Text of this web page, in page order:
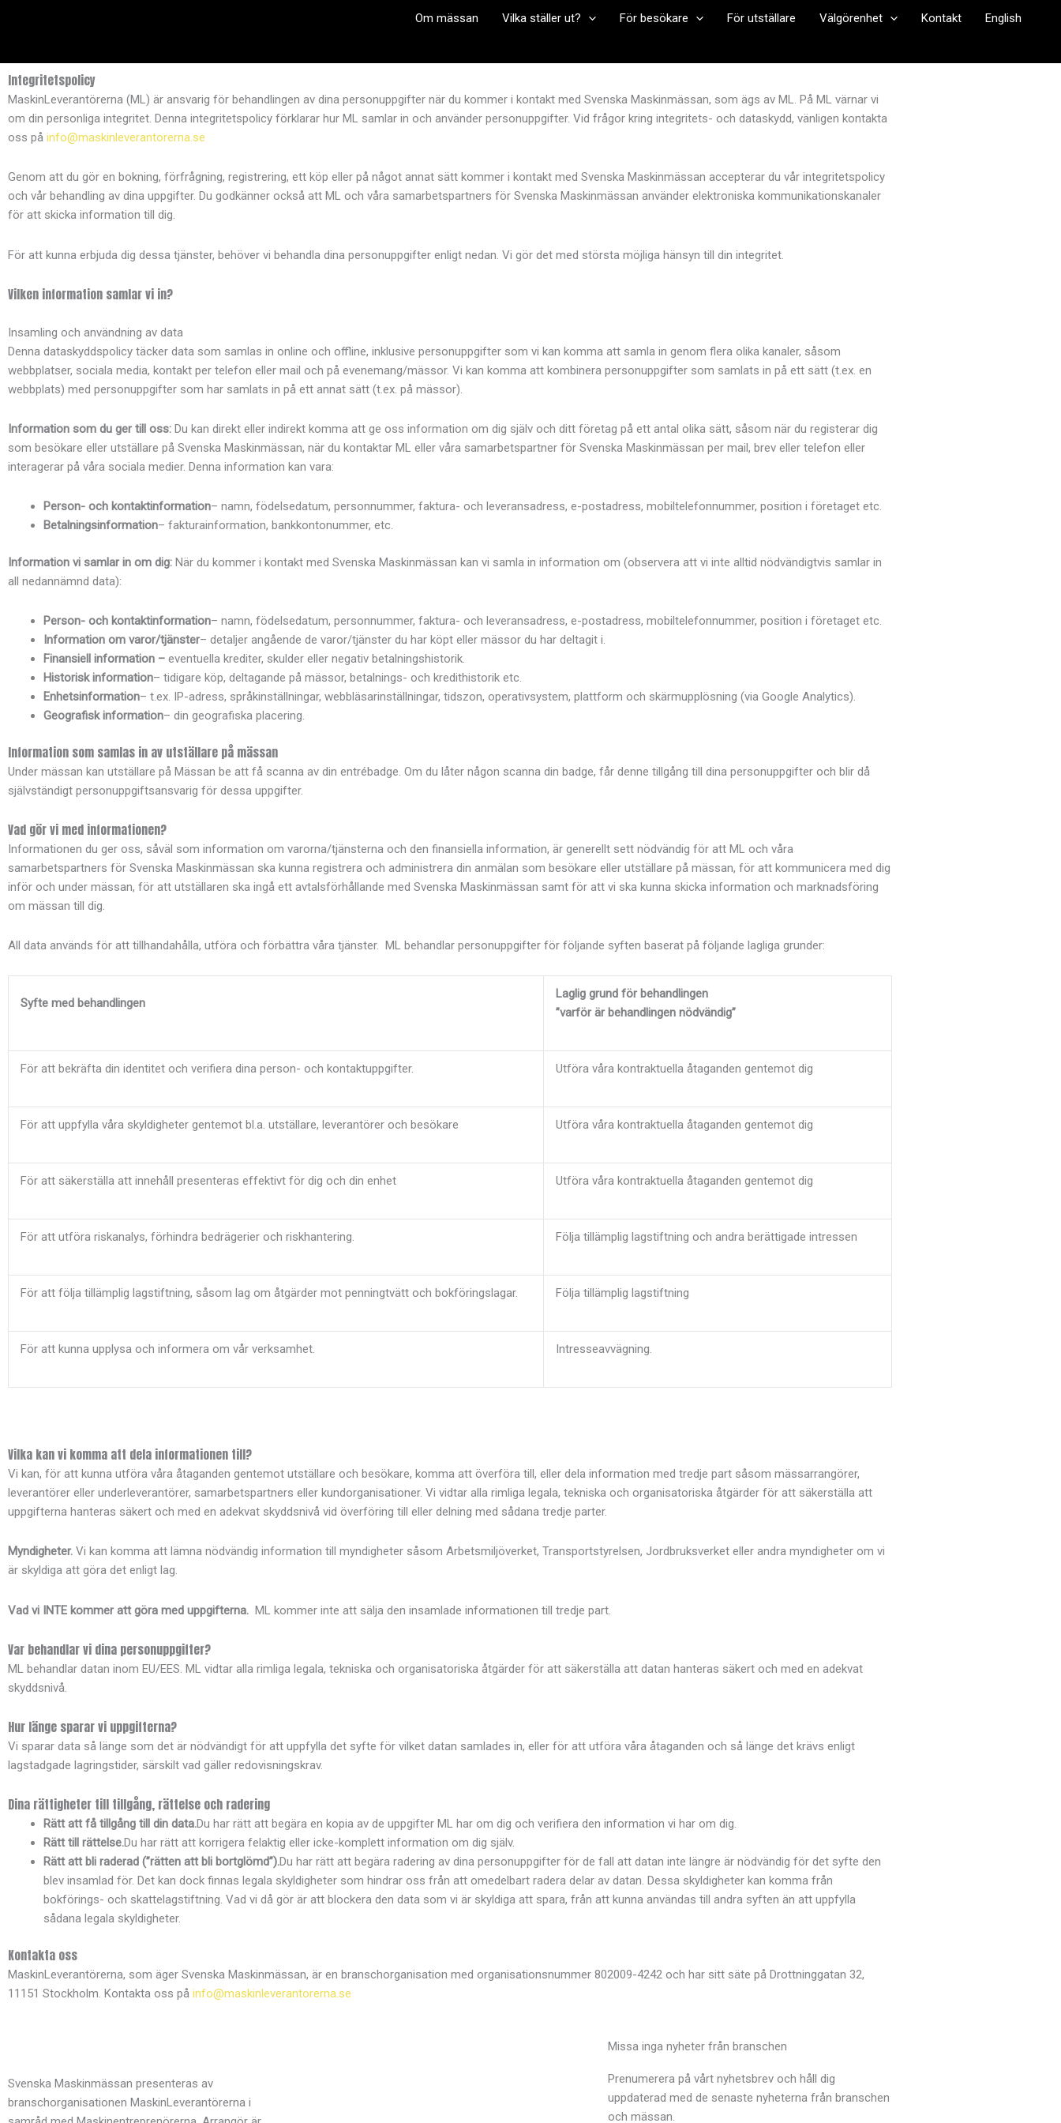
Om mässan Vilka ställer ut? För besökare För utställare Välgörenhet Kontakt English
Integritetspolicy
MaskinLeverantörerna (ML) är ansvarig för behandlingen av dina personuppgifter när du kommer i kontakt med Svenska Maskinmässan, som ägs av ML. På ML värnar vi
om din personliga integritet. Denna integritetspolicy förklarar hur ML samlar in och använder personuppgifter. Vid frågor kring integritets- och dataskydd, vänligen kontakta
oss på info@maskinleverantorerna.se
Genom att du gör en bokning, förfrågning, registrering, ett köp eller på något annat sätt kommer i kontakt med Svenska Maskinmässan accepterar du vår integritetspolicy
och vår behandling av dina uppgifter. Du godkänner också att ML och våra samarbetspartners för Svenska Maskinmässan använder elektroniska kommunikationskanaler
för att skicka information till dig.
För att kunna erbjuda dig dessa tjänster, behöver vi behandla dina personuppgifter enligt nedan. Vi gör det med största möjliga hänsyn till din integritet.
Vilken information samlar vi in?
Insamling och användning av data
Denna dataskyddspolicy täcker data som samlas in online och offline, inklusive personuppgifter som vi kan komma att samla in genom flera olika kanaler, såsom
webbplatser, sociala media, kontakt per telefon eller mail och på evenemang/mässor. Vi kan komma att kombinera personuppgifter som samlats in på ett sätt (t.ex. en
webbplats) med personuppgifter som har samlats in på ett annat sätt (t.ex. på mässor).
Information som du ger till oss: Du kan direkt eller indirekt komma att ge oss information om dig själv och ditt företag på ett antal olika sätt, såsom när du registerar dig
som besökare eller utställare på Svenska Maskinmässan, när du kontaktar ML eller våra samarbetspartner för Svenska Maskinmässan per mail, brev eller telefon eller
interagerar på våra sociala medier. Denna information kan vara:
Person- och kontaktinformation– namn, födelsedatum, personnummer, faktura- och leveransadress, e-postadress, mobiltelefonnummer, position i företaget etc.
Betalningsinformation– fakturainformation, bankkontonummer, etc.
Information vi samlar in om dig: När du kommer i kontakt med Svenska Maskinmässan kan vi samla in information om (observera att vi inte alltid nödvändigtvis samlar in
all nedannämnd data):
Person- och kontaktinformation– namn, födelsedatum, personnummer, faktura- och leveransadress, e-postadress, mobiltelefonnummer, position i företaget etc.
Information om varor/tjänster– detaljer angående de varor/tjänster du har köpt eller mässor du har deltagit i.
Finansiell information – eventuella krediter, skulder eller negativ betalningshistorik.
Historisk information– tidigare köp, deltagande på mässor, betalnings- och kredithistorik etc.
Enhetsinformation– t.ex. IP-adress, språkinställningar, webbläsarinställningar, tidszon, operativsystem, plattform och skärmupplösning (via Google Analytics).
Geografisk information– din geografiska placering.
Information som samlas in av utställare på mässan
Under mässan kan utställare på Mässan be att få scanna av din entrébadge. Om du låter någon scanna din badge, får denne tillgång till dina personuppgifter och blir då
självständigt personuppgiftsansvarig för dessa uppgifter.
Vad gör vi med informationen?
Informationen du ger oss, såväl som information om varorna/tjänsterna och den finansiella information, är generellt sett nödvändig för att ML och våra
samarbetspartners för Svenska Maskinmässan ska kunna registrera och administrera din anmälan som besökare eller utställare på mässan, för att kommunicera med dig
inför och under mässan, för att utställaren ska ingå ett avtalsförhållande med Svenska Maskinmässan samt för att vi ska kunna skicka information och marknadsföring
om mässan till dig.
All data används för att tillhandahålla, utföra och förbättra våra tjänster. ML behandlar personuppgifter för följande syften baserat på följande lagliga grunder:
Syfte med behandlingen
Laglig grund för behandlingen
”varför är behandlingen nödvändig”
För att bekräfta din identitet och verifiera dina person- och kontaktuppgifter. Utföra våra kontraktuella åtaganden gentemot dig
För att uppfylla våra skyldigheter gentemot bl.a. utställare, leverantörer och besökare Utföra våra kontraktuella åtaganden gentemot dig
För att säkerställa att innehåll presenteras effektivt för dig och din enhet Utföra våra kontraktuella åtaganden gentemot dig
För att utföra riskanalys, förhindra bedrägerier och riskhantering. Följa tillämplig lagstiftning och andra berättigade intressen
För att följa tillämplig lagstiftning, såsom lag om åtgärder mot penningtvätt och bokföringslagar. Följa tillämplig lagstiftning
För att kunna upplysa och informera om vår verksamhet. Intresseavvägning.
Vilka kan vi komma att dela informationen till?
Vi kan, för att kunna utföra våra åtaganden gentemot utställare och besökare, komma att överföra till, eller dela information med tredje part såsom mässarrangörer,
leverantörer eller underleverantörer, samarbetspartners eller kundorganisationer. Vi vidtar alla rimliga legala, tekniska och organisatoriska åtgärder för att säkerställa att
uppgifterna hanteras säkert och med en adekvat skyddsnivå vid överföring till eller delning med sådana tredje parter.
Myndigheter. Vi kan komma att lämna nödvändig information till myndigheter såsom Arbetsmiljöverket, Transportstyrelsen, Jordbruksverket eller andra myndigheter om vi
är skyldiga att göra det enligt lag.
Vad vi INTE kommer att göra med uppgifterna. ML kommer inte att sälja den insamlade informationen till tredje part.
Var behandlar vi dina personuppgifter?
ML behandlar datan inom EU/EES. ML vidtar alla rimliga legala, tekniska och organisatoriska åtgärder för att säkerställa att datan hanteras säkert och med en adekvat
skyddsnivå.
Hur länge sparar vi uppgifterna?
Vi sparar data så länge som det är nödvändigt för att uppfylla det syfte för vilket datan samlades in, eller för att utföra våra åtaganden och så länge det krävs enligt
lagstadgade lagringstider, särskilt vad gäller redovisningskrav.
Dina rättigheter till tillgång, rättelse och radering
Rätt att få tillgång till din data.Du har rätt att begära en kopia av de uppgifter ML har om dig och verifiera den information vi har om dig.
Rätt till rättelse.Du har rätt att korrigera felaktig eller icke-komplett information om dig själv.
Rätt att bli raderad (”rätten att bli bortglömd”).Du har rätt att begära radering av dina personuppgifter för de fall att datan inte längre är nödvändig för det syfte den
blev insamlad för. Det kan dock finnas legala skyldigheter som hindrar oss från att omedelbart radera delar av datan. Dessa skyldigheter kan komma från
bokförings- och skattelagstiftning. Vad vi då gör är att blockera den data som vi är skyldiga att spara, från att kunna användas till andra syften än att uppfylla
sådana legala skyldigheter.
Kontakta oss
MaskinLeverantörerna, som äger Svenska Maskinmässan, är en branschorganisation med organisationsnummer 802009-4242 och har sitt säte på Drottninggatan 32,
11151 Stockholm. Kontakta oss på info@maskinleverantorerna.se
Svenska Maskinmässan presenteras av
branschorganisationen MaskinLeverantörerna i
Missa inga nyheter från branschen
Prenumerera på vårt nyhetsbrev och håll dig
uppdaterad med de senaste nyheterna från branschen
och mässan.